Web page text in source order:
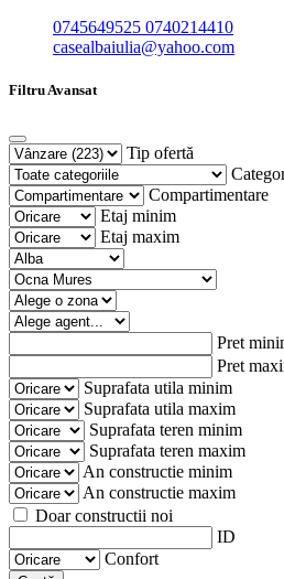
0745649525 0740214410
casealbaiulia@yahoo.com
Filtru Avansat
Tip ofertă
Compartimentare
Etaj minim
Etaj maxim
Pret
Pret
Suprafata utila minim
Suprafata utila maxim
Suprafata teren minim
Suprafata teren maxim
An constructie minim
An constructie maxim
Doar constructii noi
ID
Confort